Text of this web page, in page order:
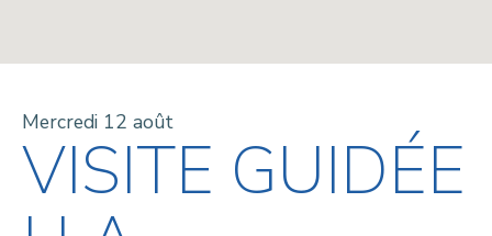
Mercredi 12 août
VISITE GUIDÉE